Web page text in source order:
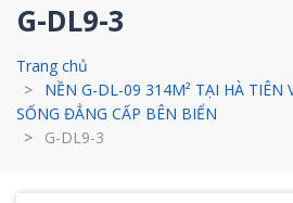
G-DL9-3
Trang chủ
NỀN G-DL-09 314M² TẠI HÀ TIÊN
SỐNG ĐẲNG CẤP BÊN BIỂN
G-DL9-3